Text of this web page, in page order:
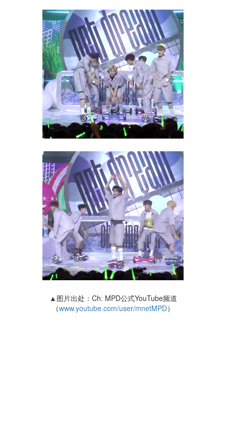
▲图片出处：Ch. MPD公式YouTube频道
（www.youtube.com/user/mnetMPD）